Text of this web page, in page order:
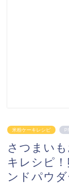
米粉ケーキレシピ
さつまい
キレシピ
ンドパウ